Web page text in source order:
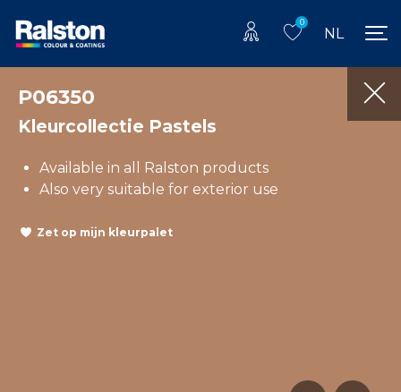
0
NL
P06350
Kleurcollectie Pastels
Available in all Ralston products
Also very suitable for exterior use
Zet op mijn kleurpalet